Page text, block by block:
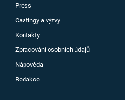
Press
Castingy a výzvy
Kontakty
Zpracování osobních údajů
Nápověda
Redakce